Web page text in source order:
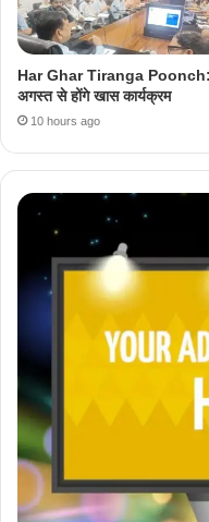
Har Ghar Tiranga
अगस्त से होंगे खास कार्यक्रम
10 hours ago